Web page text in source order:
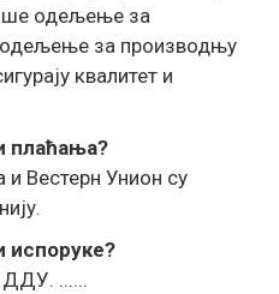
одељење за
за производњу
квалитет и
плаћања?
Вестерн Унион су
испоруке?
......